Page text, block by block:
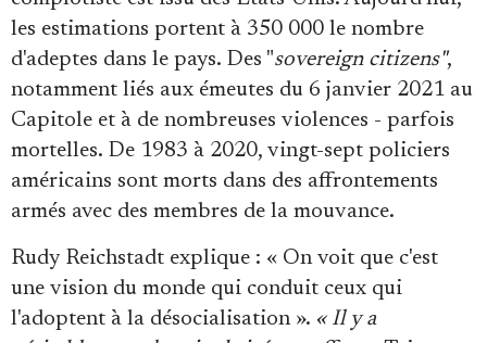
les estimations portent à 350 000 le nombre
d'adeptes dans le pays. Des "sovereign citizens",
notamment liés aux émeutes du 6 janvier 2021 au
Capitole et à de nombreuses violences - parfois
mortelles. De 1983 à 2020, vingt-sept policiers
américains sont morts dans des affrontements
armés avec des membres de la mouvance.
Rudy Reichstadt explique : « On voit que c'est
une vision du monde qui conduit ceux qui
l'adoptent à la désocialisation ». « Il y a